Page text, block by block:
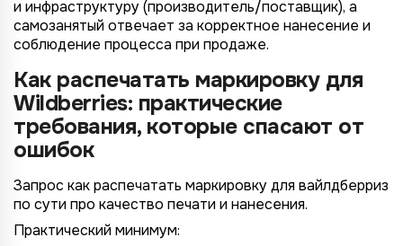
и инфраструктуру (производитель/поставщик), а
самозанятый отвечает за корректное нанесение и
соблюдение процесса при продаже.
Как распечатать маркировку для
Wildberries: практические
требования, которые спасают от
ошибок
Запрос как распечатать маркировку для вайлдберриз
по сути про качество печати и нанесения.
Практический минимум: